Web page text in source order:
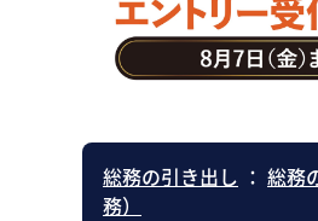
総務の引き出し ： 総務
務）